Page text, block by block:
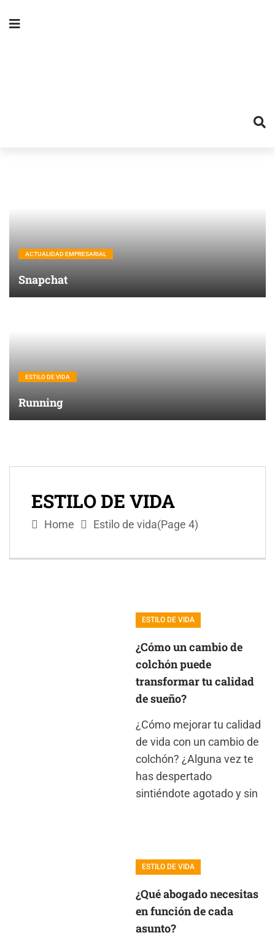
ACTUALIDAD EMPRESARIAL
Snapchat
ESTILO DE VIDA
Running
SONIA GUZMAN | FOROPINION®
ESTILO DE VIDA
Home Estilo de vida(Page 4)
ESTILO DE VIDA
¿Cómo un cambio de
colchón puede
transformar tu calidad
de sueño?
¿Cómo mejorar tu calidad
de vida con un cambio de
colchón? ¿Alguna vez te
has despertado
sintiéndote agotado y sin
ESTILO DE VIDA
¿Qué abogado necesitas
en función de cada
asunto?